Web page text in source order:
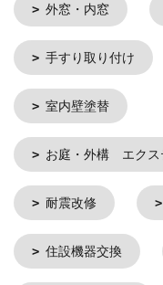
外窓・内窓
手すり取り付け
室内壁塗替
お庭・外構 エクス
耐震改修
住設機器交換